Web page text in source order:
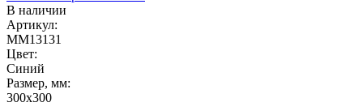
В наличии
Артикул:
MM13131
Цвет:
Синий
Размер, мм:
300x300